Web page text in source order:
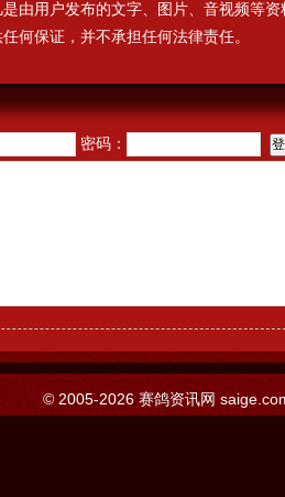
由用户发布的文字、图片、音视频等
何保证，并不承担任何法律责任。
密码：
© 2005-2026 赛鸽资讯网